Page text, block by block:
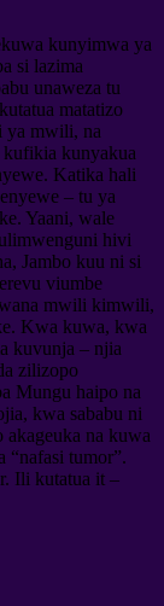
kunyimwa ya
si lazima
unaweza tu
matatizo
ya mwili, na
kufikia kunyakua
Katika hali
– tu ya
Yaani, wale
hivi
Jambo kuu ni si
viumbe
mwili kimwili,
Kwa kuwa, kwa
kuvunja – njia
zilizopo
Mungu haipo na
kwa sababu ni
na kuwa
“nafasi tumor”.
Ili kutatua it –